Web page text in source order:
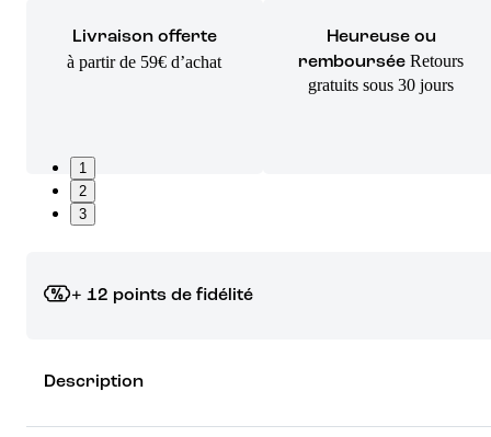
Livraison offerte
à partir de 59€ d’achat
Heureuse ou
remboursée Retours
gratuits sous 30 jours
1
2
3
+ 12 points de fidélité
rêver !
Découvrez les récompenses
Description